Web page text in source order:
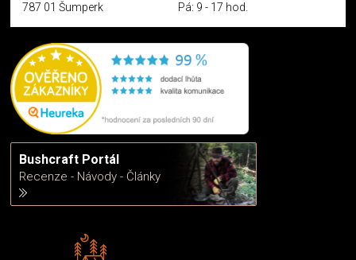
787 01 Šumperk
Pá: 9 - 17 hod.
Bushcraft Portál
Recenze - Návody - Články